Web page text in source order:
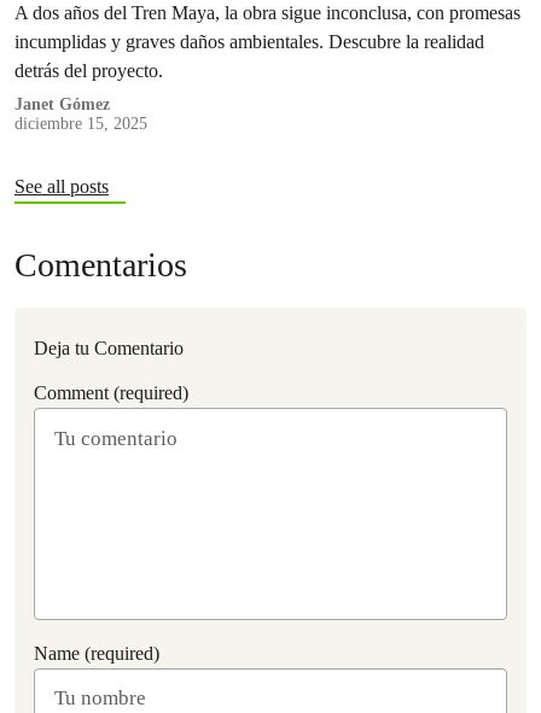
A dos años del Tren Maya, la obra sigue inconclusa, con promesas
incumplidas y graves daños ambientales. Descubre la realidad
detrás del proyecto.
Janet Gómez
diciembre 15, 2025
See all posts
Comentarios
Deja tu Comentario
Comment (required)
Name (required)